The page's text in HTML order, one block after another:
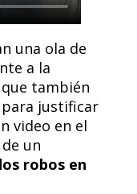
una ola de
a la
también
justificar
video en el
un
robos en